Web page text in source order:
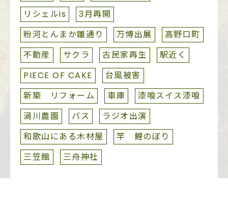
リシェルis
3月再開
粉河とんまか雛通り
万博出展
高野口町
不動産
サクラ 古民家再生
駅近く
PIECE OF CAKE
台風被害
新築 リフォーム
車庫
漆喰スイス漆喰
渦川農園
バス
ラジオ出演
和歌山にある木材屋
竿 鯉のぼり
三笠館
三舟神社